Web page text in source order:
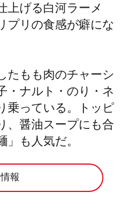
上げる白河ラーメ
プリの食感が癖にな
たもも肉のチャーシ
・ナルト・のり・ネ
乗っている。トッピ
、醤油スープにも合
」も人気だ。
報